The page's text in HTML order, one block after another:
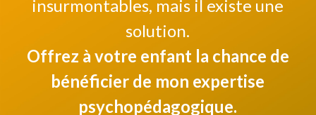
insurmontables, mais il existe une
solution.
Offrez à votre enfant la chance de
bénéficier de mon expertise
psychopédagogique.